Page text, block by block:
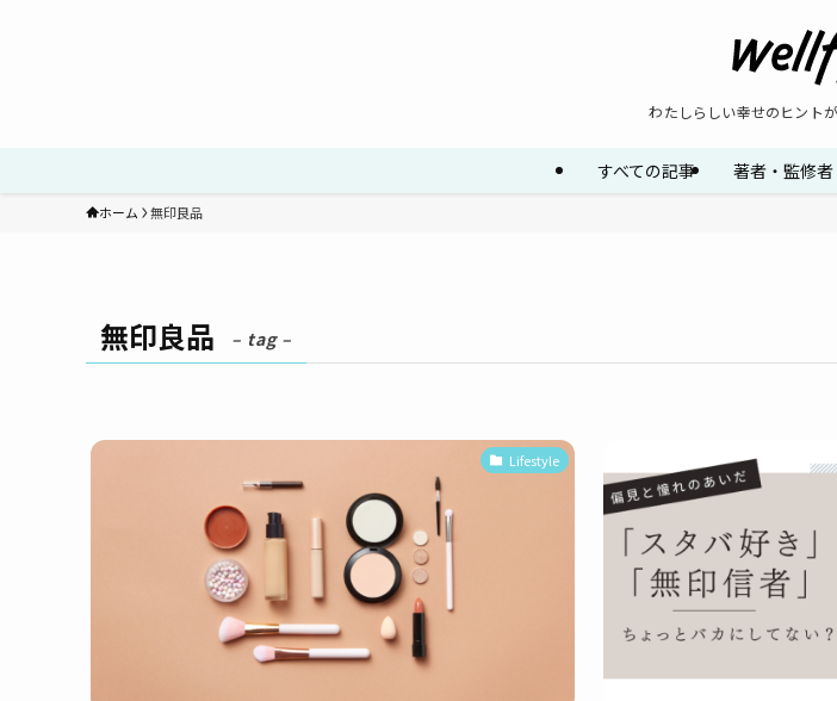
わたしらしい幸せのヒント
すべての記事 著者・監修者
ホーム 無印良品
無印良品 – tag –
Lifestyle